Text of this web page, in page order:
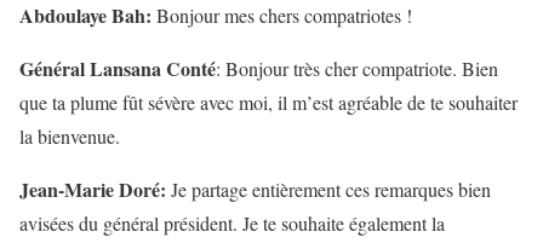
Abdoulaye Bah: Bonjour mes chers compatriotes !
Général Lansana Conté: Bonjour très cher compatriote. Bien
que ta plume fût sévère avec moi, il m’est agréable de te souhaiter
la bienvenue.
Jean-Marie Doré: Je partage entièrement ces remarques bien
avisées du général président. Je te souhaite également la